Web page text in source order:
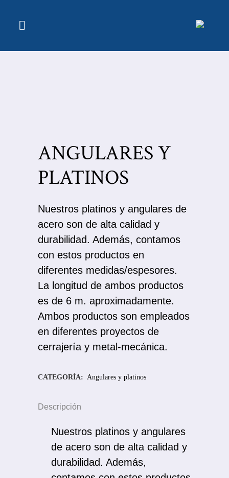
ANGULARES Y
PLATINOS
Nuestros platinos y angulares de
acero son de alta calidad y
durabilidad. Además, contamos
con estos productos en
diferentes medidas/espesores.
La longitud de ambos productos
es de 6 m. aproximadamente.
Ambos productos son empleados
en diferentes proyectos de
cerrajería y metal-mecánica.
CATEGORÍA: Angulares y platinos
Descripción
Nuestros platinos y angulares
de acero son de alta calidad y
durabilidad. Además,